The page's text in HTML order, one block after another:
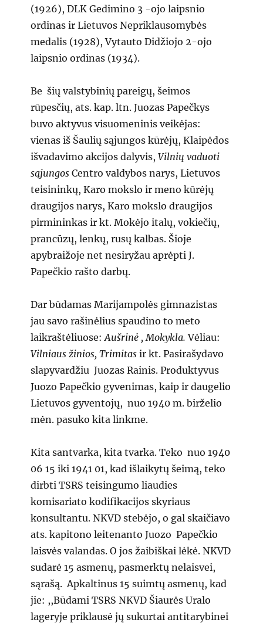
(1926), DLK Gedimino 3 -ojo laipsnio
ordinas ir Lietuvos Nepriklausomybės
medalis (1928), Vytauto Didžiojo 2-ojo
laipsnio ordinas (1934).
Be šių valstybinių pareigų, šeimos
rūpesčių, ats. kap. ltn. Juozas Papečkys
buvo aktyvus visuomeninis veikėjas:
vienas iš Šaulių sąjungos kūrėjų, Klaipėdos
išvadavimo akcijos dalyvis,Vilnių vaduoti
sąjungos Centro valdybos narys, Lietuvos
teisininkų, Karo mokslo ir meno kūrėjų
draugijos narys, Karo mokslo draugijos
pirmininkas ir kt. Mokėjo italų, vokiečių,
prancūzų, lenkų, rusų kalbas. Šioje
apybraižoje net nesiryžau aprėpti J.
Papečkio rašto darbų.
Dar būdamas Marijampolės gimnazistas
jau savo rašinėlius spaudino to meto
laikraštėliuose:Aušrinė , Mokykla. Vėliau:
Vilniaus žinios, Trimitas ir kt. Pasirašydavo
slapyvardžiu Juozas Rainis. Produktyvus
Juozo Papečkio gyvenimas, kaip ir daugelio
Lietuvos gyventojų, nuo 1940 m. birželio
mėn. pasuko kita linkme.
Kita santvarka, kita tvarka. Teko nuo 1940
06 15 iki 1941 01, kad išlaikytų šeimą, teko
dirbti TSRS teisingumo liaudies
komisariato kodifikacijos skyriaus
konsultantu. NKVD stebėjo, o gal skaičiavo
ats. kapitono leitenanto Juozo Papečkio
laisvės valandas. O jos žaibiškai lėkė. NKVD
sudarė 15 asmenų, pasmerktų nelaisvei,
sąrašą. Apkaltinus 15 suimtų asmenų, kad
jie: ,,Būdami TSRS NKVD Šiaurės Uralo
lageryje priklausė jų sukurtai antitarybinei